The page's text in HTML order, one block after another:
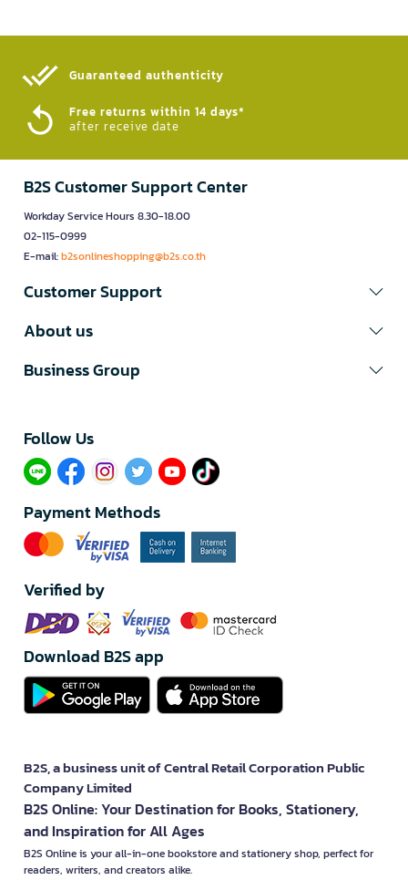
Guaranteed authenticity​
Free returns within 14 days*
after receive date
B2S Customer Support Center
Workday Service Hours 8.30-18.00
02-115-0999
E-mail:b2sonlineshopping@b2s.co.th
Customer Support
About us
Business Group
Follow Us​
Payment Methods
Verified by
Download B2S app
B2S, a business unit of Central Retail Corporation Public
Company Limited
B2S Online: Your Destination for Books, Stationery,
and Inspiration for All Ages
B2S Online is your all-in-one bookstore and stationery shop, perfect for
readers, writers, and creators alike.